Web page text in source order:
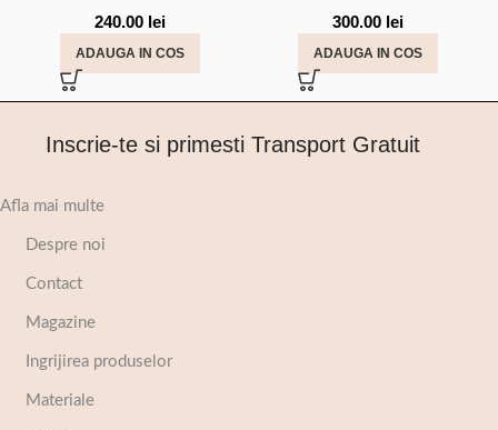
240.00 lei
ADAUGA IN COS
300.00 lei
ADAUGA IN COS
Inscrie-te si primesti Transport Gratuit
Afla mai multe
Despre noi
Contact
Magazine
Ingrijirea produselor
Materiale